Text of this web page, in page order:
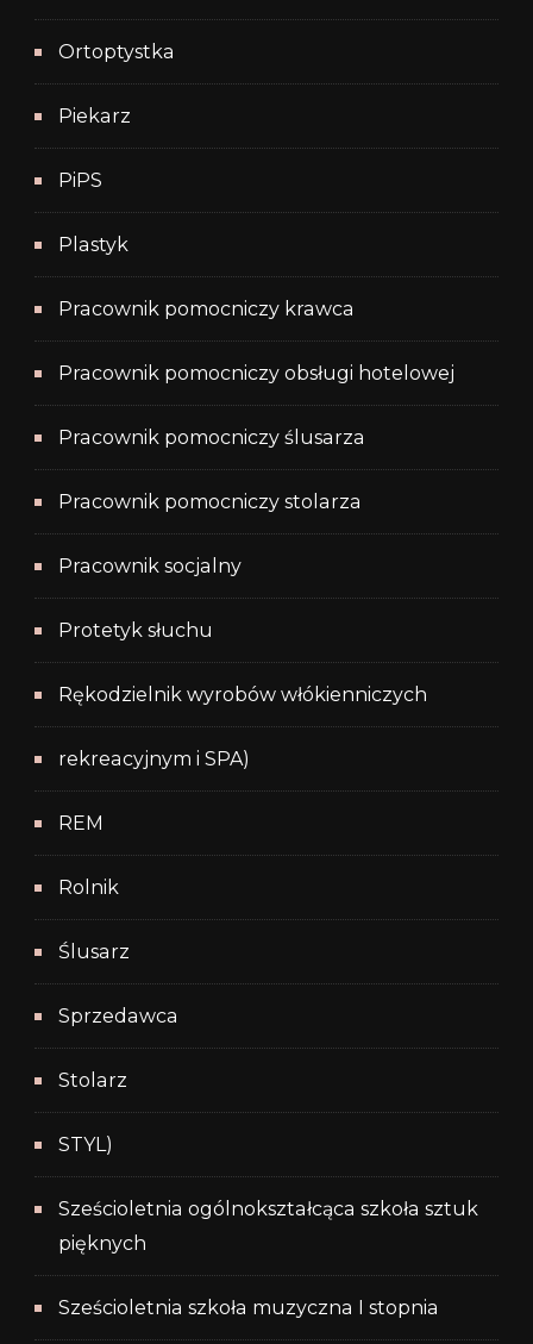
Ortoptystka
Piekarz
PiPS
Plastyk
Pracownik pomocniczy krawca
Pracownik pomocniczy obsługi hotelowej
Pracownik pomocniczy ślusarza
Pracownik pomocniczy stolarza
Pracownik socjalny
Protetyk słuchu
Rękodzielnik wyrobów włókienniczych
rekreacyjnym i SPA)
REM
Rolnik
Ślusarz
Sprzedawca
Stolarz
STYL)
Sześcioletnia ogólnokształcąca szkoła sztuk
pięknych
Sześcioletnia szkoła muzyczna I stopnia